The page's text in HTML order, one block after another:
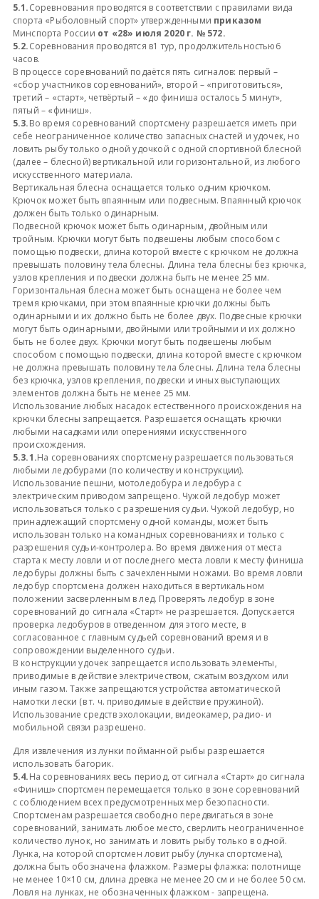
5.1.Соревнования проводятся в соответствии с правилами вида
спорта «Рыболовный спорт» утвержденными приказом
Минспорта России от «28» июля 2020 г. № 572.
5.2.Соревнования проводятся в1 тур, продолжительностью6
часов.
В процессе соревнований подаётся пять сигналов: первый –
«сбор участников соревнований», второй – «приготовиться»,
третий – «старт», четвёртый – «до финиша осталось 5 минут»,
пятый – «финиш».
5.3.Во время соревнований спортсмену разрешается иметь при
себе неограниченное количество запасных снастей и удочек, но
ловить рыбу только одной удочкой с одной спортивной блесной
(далее – блесной) вертикальной или горизонтальной, из любого
искусственного материала.
Вертикальная блесна оснащается только одним крючком.
Крючок может быть впаянным или подвесным. Впаянный крючок
должен быть только одинарным.
Подвесной крючок может быть одинарным, двойным или
тройным. Крючки могут быть подвешены любым способом с
помощью подвески, длина которой вместе с крючком не должна
превышать половину тела блесны. Длина тела блесны без крючка,
узлов крепления и подвески должна быть не менее 25 мм.
Горизонтальная блесна может быть оснащена не более чем
тремя крючками, при этом впаянные крючки должны быть
одинарными и их должно быть не более двух. Подвесные крючки
могут быть одинарными, двойными или тройными и их должно
быть не более двух. Крючки могут быть подвешены любым
способом с помощью подвески, длина которой вместе с крючком
не должна превышать половину тела блесны. Длина тела блесны
без крючка, узлов крепления, подвески и иных выступающих
элементов должна быть не менее 25 мм.
Использование любых насадок естественного происхождения на
крючки блесны запрещается. Разрешается оснащать крючки
любыми насадками или оперениями искусственного
происхождения.
5.3.1.На соревнованиях спортсмену разрешается пользоваться
любыми ледобурами (по количеству и конструкции).
Использование пешни, мотоледобура и ледобура с
электрическим приводом запрещено. Чужой ледобур может
использоваться только с разрешения судьи. Чужой ледобур, но
принадлежащий спортсмену одной команды, может быть
использован только на командных соревнованиях и только с
разрешения судьи-контролера. Во время движения от места
старта к месту ловли и от последнего места ловли к месту финиша
ледобуры должны быть с зачехленными ножами. Во время ловли
ледобур спортсмена должен находиться в вертикальном
положении засверленным в лед. Проверять ледобур в зоне
соревнований до сигнала «Старт» не разрешается. Допускается
проверка ледобуров в отведенном для этого месте, в
согласованное с главным судьей соревнований время и в
сопровождении выделенного судьи.
В конструкции удочек запрещается использовать элементы,
приводимые в действие электричеством, сжатым воздухом или
иным газом. Также запрещаются устройства автоматической
намотки лески (в т. ч. приводимые в действие пружиной).
Использование средств эхолокации, видеокамер, радио- и
мобильной связи разрешено.
Для извлечения из лунки пойманной рыбы разрешается
использовать багорик.
5.4.На соревнованиях весь период, от сигнала «Старт» до сигнала
«Финиш» спортсмен перемещается только в зоне соревнований
с соблюдением всех предусмотренных мер безопасности.
Спортсменам разрешается свободно передвигаться в зоне
соревнований, занимать любое место, сверлить неограниченное
количество лунок, но занимать и ловить рыбу только в одной.
Лунка, на которой спортсмен ловит рыбу (лунка спортсмена),
должна быть обозначена флажком. Размеры флажка: полотнище
не менее 10×10 см, длина древка не менее 20 см и не более 50 см.
Ловля на лунках, не обозначенных флажком - запрещена.